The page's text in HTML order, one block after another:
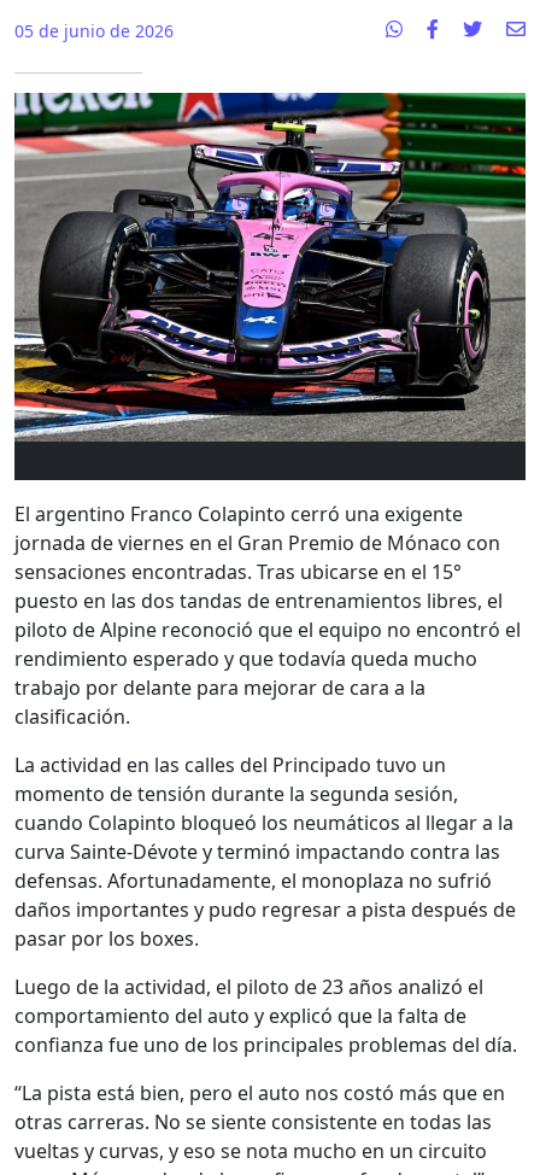
05 de junio de 2026
El argentino Franco Colapinto cerró una exigente
jornada de viernes en el Gran Premio de Mónaco con
sensaciones encontradas. Tras ubicarse en el 15°
puesto en las dos tandas de entrenamientos libres, el
piloto de Alpine reconoció que el equipo no encontró el
rendimiento esperado y que todavía queda mucho
trabajo por delante para mejorar de cara a la
clasificación.
La actividad en las calles del Principado tuvo un
momento de tensión durante la segunda sesión,
cuando Colapinto bloqueó los neumáticos al llegar a la
curva Sainte-Dévote y terminó impactando contra las
defensas. Afortunadamente, el monoplaza no sufrió
daños importantes y pudo regresar a pista después de
pasar por los boxes.
Luego de la actividad, el piloto de 23 años analizó el
comportamiento del auto y explicó que la falta de
confianza fue uno de los principales problemas del día.
“La pista está bien, pero el auto nos costó más que en
otras carreras. No se siente consistente en todas las
vueltas y curvas, y eso se nota mucho en un circuito